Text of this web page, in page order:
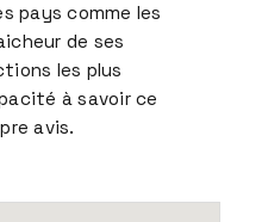
pays comme les
de ses
les plus
à savoir ce
avis.